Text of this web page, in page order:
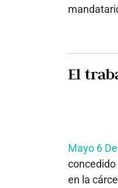
Mayo 6
concedido
en la